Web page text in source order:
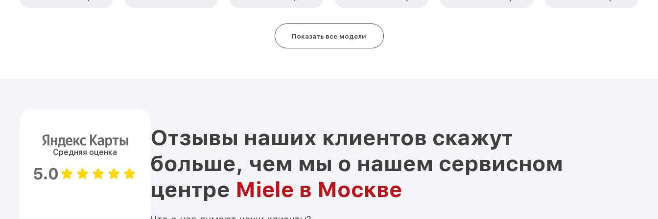
Показать все модели
Средняя оценка
5.0
Отзывы наших клиентов скажут
больше, чем мы о нашем сервисном
центре Miele в Москве